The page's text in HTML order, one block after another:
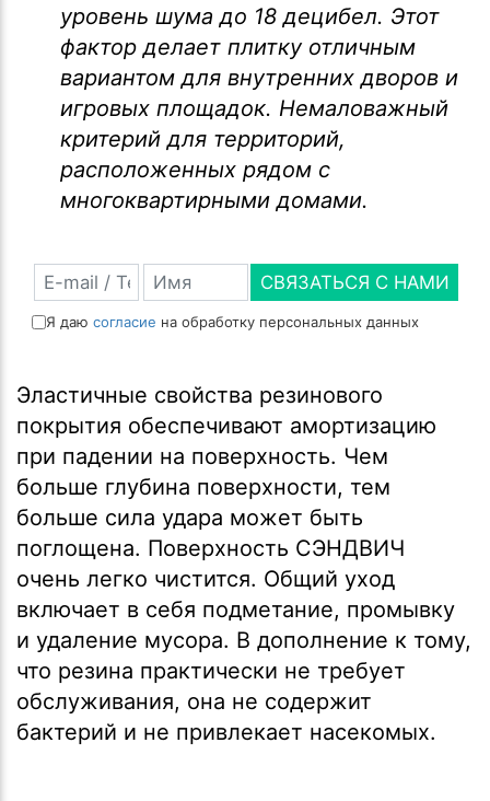
уровень шума до 18 децибел. Этот
фактор делает плитку отличным
вариантом для внутренних дворов и
игровых площадок. Немаловажный
критерий для территорий,
расположенных рядом с
многоквартирными домами.
СВЯЗАТЬСЯ С НАМИ
Я даю согласие на обработку персональных данных
Эластичные свойства резинового
покрытия обеспечивают амортизацию
при падении на поверхность. Чем
больше глубина поверхности, тем
больше сила удара может быть
поглощена. Поверхность СЭНДВИЧ
очень легко чистится. Общий уход
включает в себя подметание, промывку
и удаление мусора. В дополнение к тому,
что резина практически не требует
обслуживания, она не содержит
бактерий и не привлекает насекомых.